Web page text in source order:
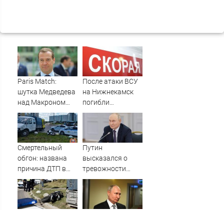
Paris Match:
шутка Медведева
над Макроном
вызвала
возмущение во
Франции
После атаки ВСУ
на Нижнекамск
погибли
граждане
Таджикистана и
Узбекистана -
Новости на
Смертельный
обгон: названа
причина ДТП в
Твери, в котором
погиб
мотоциклист
Путин
высказался о
тревожности
беременных
женщин